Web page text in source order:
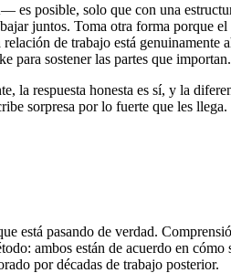
posible, solo que con una
juntos. Toma otra forma porque
de trabajo está genuinamente
para sostener las partes que importan.
respuesta honesta es sí, y la
sorpresa por lo fuerte que les
pasando de verdad.
ambos están de acuerdo en
por décadas de trabajo posterior.